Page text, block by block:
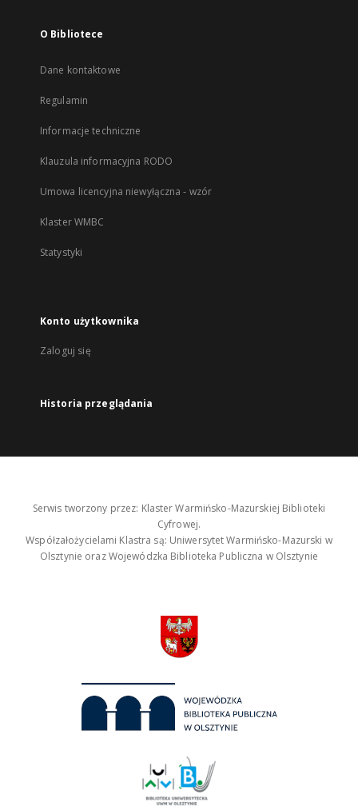
O Bibliotece
Dane kontaktowe
Regulamin
Informacje techniczne
Klauzula informacyjna RODO
Umowa licencyjna niewyłączna - wzór
Klaster WMBC
Statystyki
Konto użytkownika
Zaloguj się
Historia przeglądania
Serwis tworzony przez: Klaster Warmińsko-Mazurskiej Biblioteki
Cyfrowej.
Współzałożycielami Klastra są: Uniwersytet Warmińsko-Mazurski w
Olsztynie oraz Wojewódzka Biblioteka Publiczna w Olsztynie